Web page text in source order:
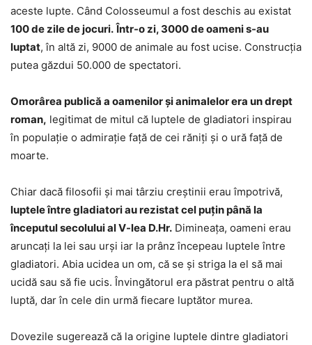
aceste lupte. Când Colosseumul a fost deschis au existat
100 de zile de jocuri. Într-o zi, 3000 de oameni s-au
luptat, în altă zi, 9000 de animale au fost ucise. Construcția
putea găzdui 50.000 de spectatori.
Omorârea publică a oamenilor și animalelor era un drept
roman, legitimat de mitul că luptele de gladiatori inspirau
în populație o admirație față de cei răniți și o ură față de
moarte.
Chiar dacă filosofii și mai târziu creștinii erau împotrivă,
luptele între gladiatori au rezistat cel puțin până la
începutul secolului al V-lea D.Hr. Dimineața, oameni erau
aruncați la lei sau urși iar la prânz începeau luptele între
gladiatori. Abia ucidea un om, că se și striga la el să mai
ucidă sau să fie ucis. Învingătorul era păstrat pentru o altă
luptă, dar în cele din urmă fiecare luptător murea.
Dovezile sugerează că la origine luptele dintre gladiatori